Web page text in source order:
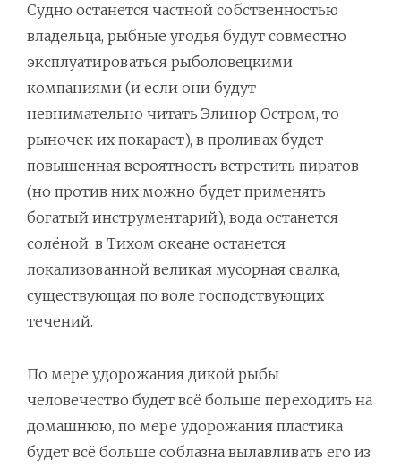
Судно останется частной собственностью
владельца, рыбные угодья будут совместно
эксплуатироваться рыболовецкими
компаниями (и если они будут
невнимательно читать Элинор Остром, то
рыночек их покарает), в проливах будет
повышенная вероятность встретить пиратов
(но против них можно будет применять
богатый инструментарий), вода останется
солёной, в Тихом океане останется
локализованной великая мусорная свалка,
существующая по воле господствующих
течений.
По мере удорожания дикой рыбы
человечество будет всё больше переходить на
домашнюю, по мере удорожания пластика
будет всё больше соблазна вылавливать его из